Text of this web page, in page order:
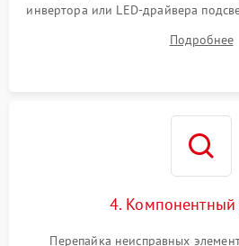
инвертора или LED-драйвера
питания скалера и тестирование
Подробнее
4.
Перепайка неисправных